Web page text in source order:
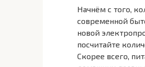
Начнём с того,
современной
новой
посчитайте
Скорее всего,